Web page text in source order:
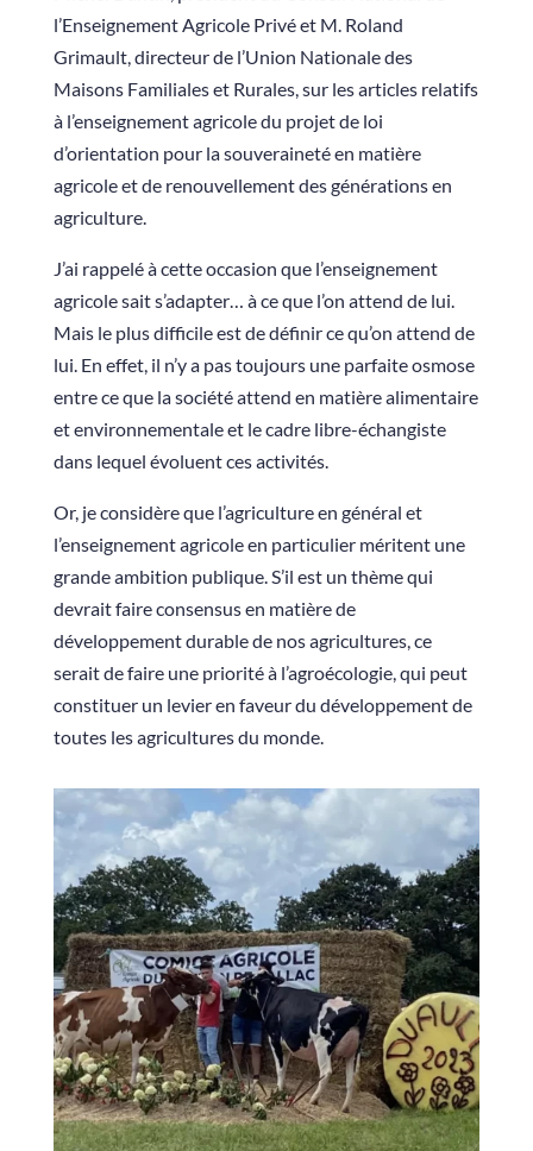
l’Enseignement Agricole Privé et M. Roland
Grimault, directeur de l’Union Nationale des
Maisons Familiales et Rurales, sur les articles relatifs
à l’enseignement agricole du projet de loi
d’orientation pour la souveraineté en matière
agricole et de renouvellement des générations en
agriculture.
J’ai rappelé à cette occasion que l’enseignement
agricole sait s’adapter… à ce que l’on attend de lui.
Mais le plus difficile est de définir ce qu’on attend de
lui. En effet, il n’y a pas toujours une parfaite osmose
entre ce que la société attend en matière alimentaire
et environnementale et le cadre libre-échangiste
dans lequel évoluent ces activités.
Or, je considère que l’agriculture en général et
l’enseignement agricole en particulier méritent une
grande ambition publique. S’il est un thème qui
devrait faire consensus en matière de
développement durable de nos agricultures, ce
serait de faire une priorité à l’agroécologie, qui peut
constituer un levier en faveur du développement de
toutes les agricultures du monde.